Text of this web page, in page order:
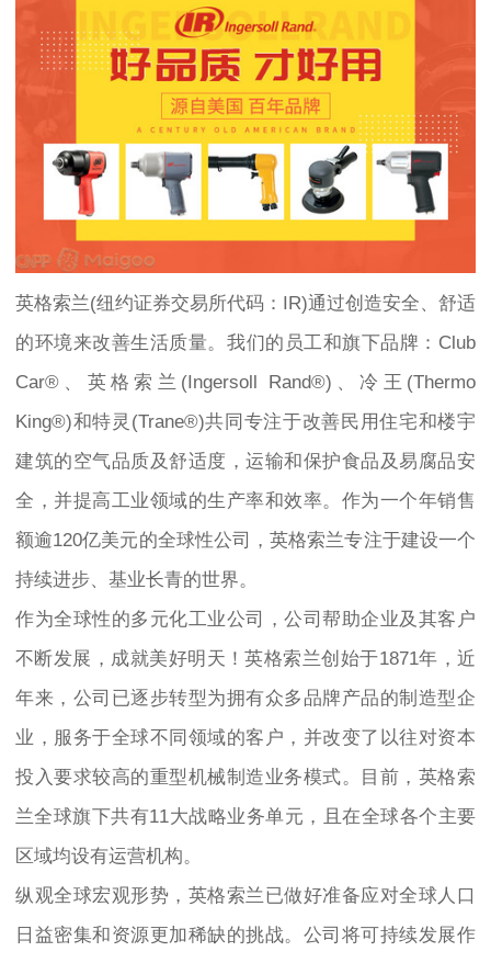
英格索兰(纽约证券交易所代码：IR)通过创造安全、舒适
的环境来改善生活质量。我们的员工和旗下品牌：Club
Car®、英格索兰(Ingersoll Rand®)、冷王(Thermo
King®)和特灵(Trane®)共同专注于改善民用住宅和楼宇
建筑的空气品质及舒适度，运输和保护食品及易腐品安
全，并提高工业领域的生产率和效率。作为一个年销售
额逾120亿美元的全球性公司，英格索兰专注于建设一个
持续进步、基业长青的世界。
作为全球性的多元化工业公司，公司帮助企业及其客户
不断发展，成就美好明天！英格索兰创始于1871年，近
年来，公司已逐步转型为拥有众多品牌产品的制造型企
业，服务于全球不同领域的客户，并改变了以往对资本
投入要求较高的重型机械制造业务模式。目前，英格索
兰全球旗下共有11大战略业务单元，且在全球各个主要
区域均设有运营机构。
纵观全球宏观形势，英格索兰已做好准备应对全球人口
日益密集和资源更加稀缺的挑战。公司将可持续发展作